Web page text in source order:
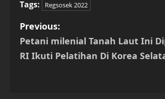
Tags: Regsosek 2022
P
o
Previous:
Petani milenial Tanah Laut Ini
RI Ikuti Pelatihan Di Korea